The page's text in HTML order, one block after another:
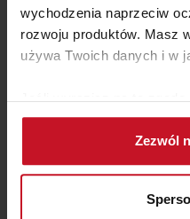
wychodzenia naprzeciw
rozwoju produktów. Masz
używa Twoich danych i w
Jeśli wyrazisz na to
Gromadzić dane
geograficznej z
Identyfikować
(fingerprinting, czyli
Zezwól
ZAPYTAJ O